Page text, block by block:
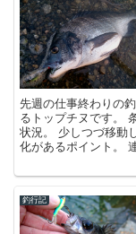
先週の仕事終わりの
るトップチヌです。
状況。 少しつづ移動
化があるポイント。
釣行記